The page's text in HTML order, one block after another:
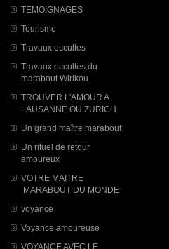
TEMOIGNAGES
Tourisme
Travaux occultes
Travaux occultes du
marabout Wirikou
TROUVER L'AMOUR A
LAUSANNE OU ZURICH
Un grand maître marabout
Un rituel de retour
amoureux
VOTRE MAITRE
MARABOUT DU MONDE
voyance
Voyance amoureuse
VOYANCE AVEC LE